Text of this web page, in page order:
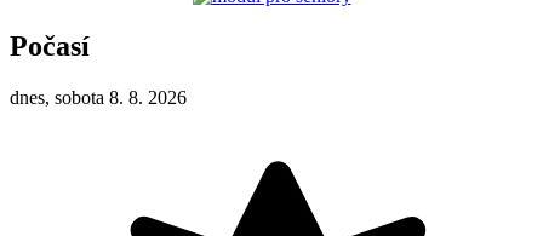
Počasí
dnes, sobota 8. 8. 2026